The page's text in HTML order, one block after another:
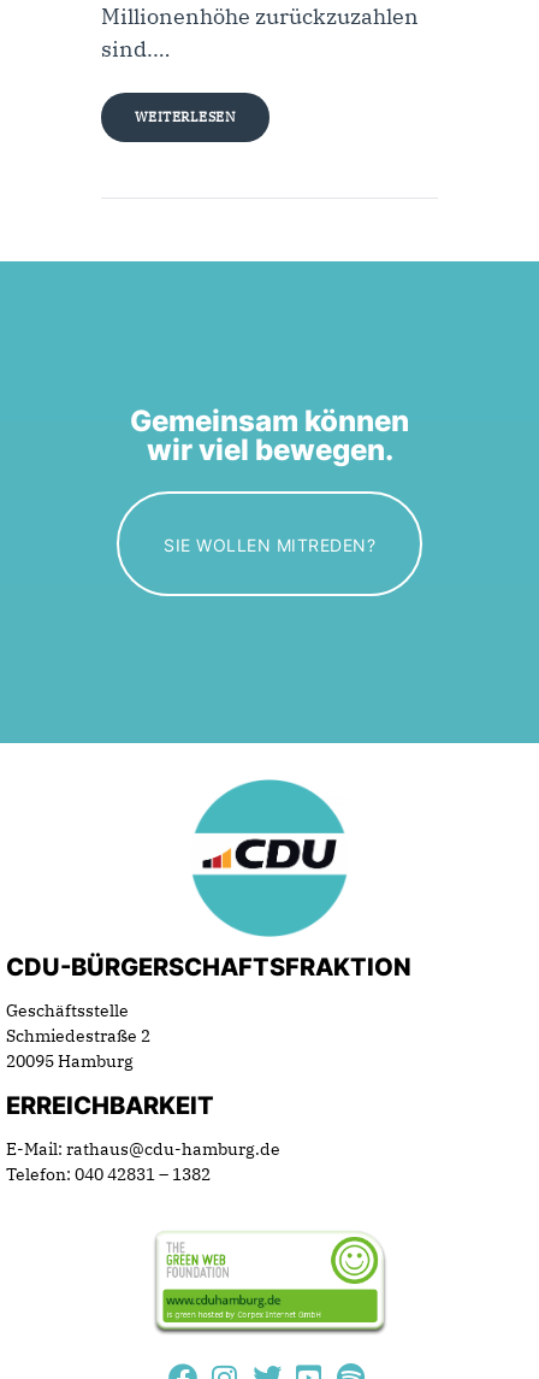
Millionenhöhe zurückzuzahlen
sind.…
WEITERLESEN
Gemeinsam können
wir viel bewegen.
SIE WOLLEN MITREDEN?
CDU-BÜRGERSCHAFTSFRAKTION
Geschäftsstelle
Schmiedestraße 2
20095 Hamburg
ERREICHBARKEIT
E-Mail: rathaus@cdu-hamburg.de
Telefon: 040 42831 – 1382